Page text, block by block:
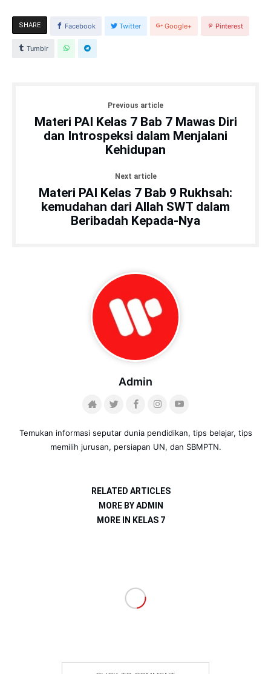
SHARE Facebook Twitter Google+ Pinterest
Tumblr
Previous article
Materi PAI Kelas 7 Bab 7 Mawas Diri
dan Introspeksi dalam Menjalani
Kehidupan
Next article
Materi PAI Kelas 7 Bab 9 Rukhsah:
kemudahan dari Allah SWT dalam
Beribadah Kepada-Nya
Admin
Temukan informasi seputar dunia pendidikan, tips belajar, tips
memilih jurusan, persiapan UN, dan SBMPTN.
RELATED ARTICLES
MORE BY ADMIN
MORE IN KELAS 7